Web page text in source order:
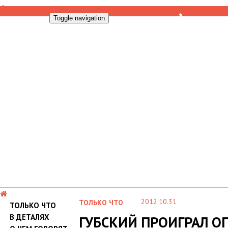
Toggle navigation
ТОЛЬКО ЧТО
В ДЕТАЛЯХ
ТОЛЬКО ЧТО 2012.10.31
ГУБСКИЙ ПРОИГРАЛ